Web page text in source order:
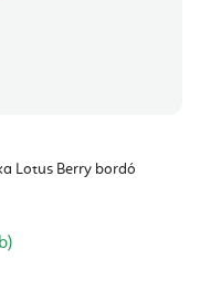
Lotus Berry bordó